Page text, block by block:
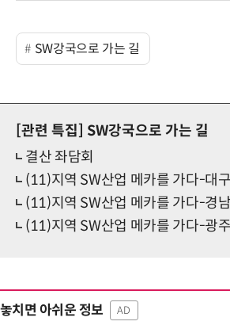
SW강국으로 가는 길
[관련 특집]
SW강국으로 가는 길
결산 좌담회
(11)지역 SW산업 메카를 가다-대구
(11)지역 SW산업 메카를 가다-경
(11)지역 SW산업 메카를 가다-광주
놓치면 아쉬운 정보 AD